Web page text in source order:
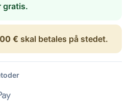
gratis.
€ skal betales på stedet.